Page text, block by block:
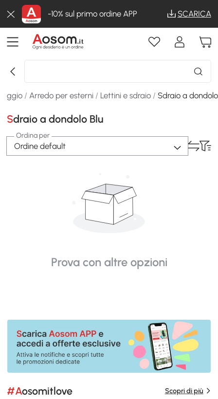
-10% sul primo ordine APP SCARICA
/ Arredo per esterni / Lettini e sdraio / Sdraio a dondolo
Sdraio a dondolo Blu
Ordina per
Ordine default
Prova con altre opzioni
#Aosomitlove Scopri di più